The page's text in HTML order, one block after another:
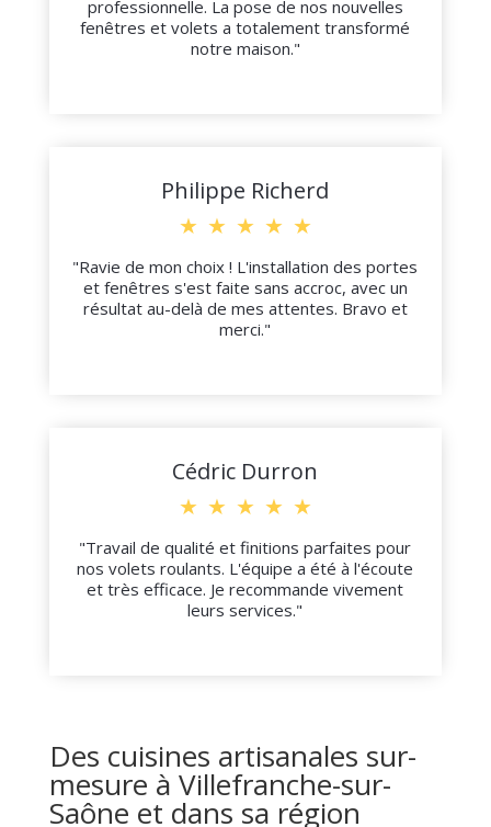
professionnelle. La pose de nos nouvelles
fenêtres et volets a totalement transformé
notre maison."
Philippe Richerd
★ ★ ★ ★ ★
"Ravie de mon choix ! L'installation des portes
et fenêtres s'est faite sans accroc, avec un
résultat au-delà de mes attentes. Bravo et
merci."
Cédric Durron
★ ★ ★ ★ ★
"Travail de qualité et finitions parfaites pour
nos volets roulants. L'équipe a été à l'écoute
et très efficace. Je recommande vivement
leurs services."
Des cuisines artisanales sur-
mesure à Villefranche-sur-
Saône et dans sa région